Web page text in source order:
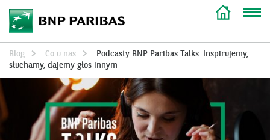
Blog Co u nas
Podcasty BNP Paribas Talks. Inspirujemy,
słuchamy, dajemy głos innym